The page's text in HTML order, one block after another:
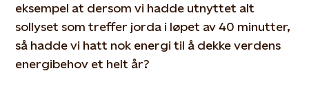
eksempel at dersom vi hadde utnyttet alt
sollyset som treffer jorda i løpet av 40 minutter,
så hadde vi hatt nok energi til å dekke verdens
energibehov et helt år?